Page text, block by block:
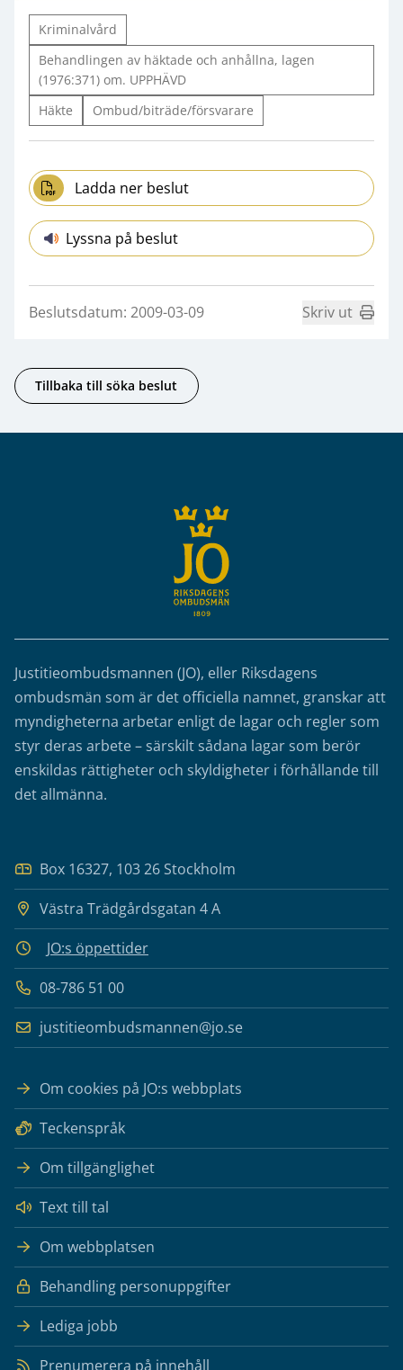
Kriminalvård
Behandlingen av häktade och anhållna, lagen
(1976:371) om. UPPHÄVD
Häkte
Ombud/biträde/försvarare
Ladda ner beslut
Lyssna på beslut
Beslutsdatum: 2009-03-09 Skriv ut
Tillbaka till söka beslut
Justitieombudsmannen (JO), eller Riksdagens
ombudsmän som är det officiella namnet, granskar att
myndigheterna arbetar enligt de lagar och regler som
styr deras arbete – särskilt sådana lagar som berör
enskildas rättigheter och skyldigheter i förhållande till
det allmänna.
Box 16327, 103 26 Stockholm
Västra Trädgårdsgatan 4 A
JO:s öppettider
08-786 51 00
justitieombudsmannen@jo.se
Om cookies på JO:s webbplats
Teckenspråk
Om tillgänglighet
Text till tal
Om webbplatsen
Behandling personuppgifter
Lediga jobb
Prenumerera på innehåll